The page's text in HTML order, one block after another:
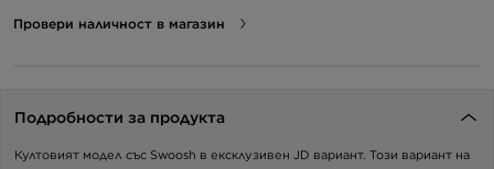
Провери наличност в магазин
Подробности за продукта
Култовият модел със Swoosh в ексклузивен JD вариант. Този вариант на